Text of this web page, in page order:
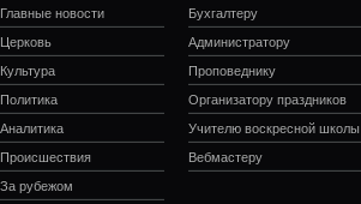
Главные новости
Церковь
Культура
Политика
Аналитика
Происшествия
За рубежом
Бухгалтеру
Администратору
Проповеднику
Организатору праздников
Учителю воскресной школы
Вебмастеру